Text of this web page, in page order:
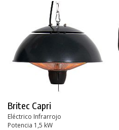
Britec Capri
Eléctrico Infrarrojo
Potencia 1,5 kW